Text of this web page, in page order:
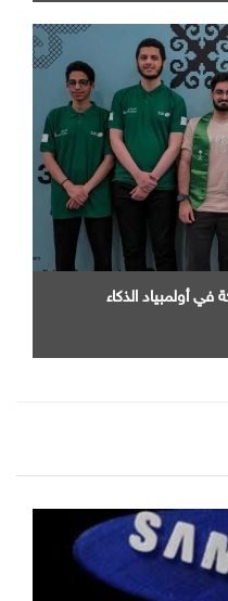
أولمبياد الذكاء